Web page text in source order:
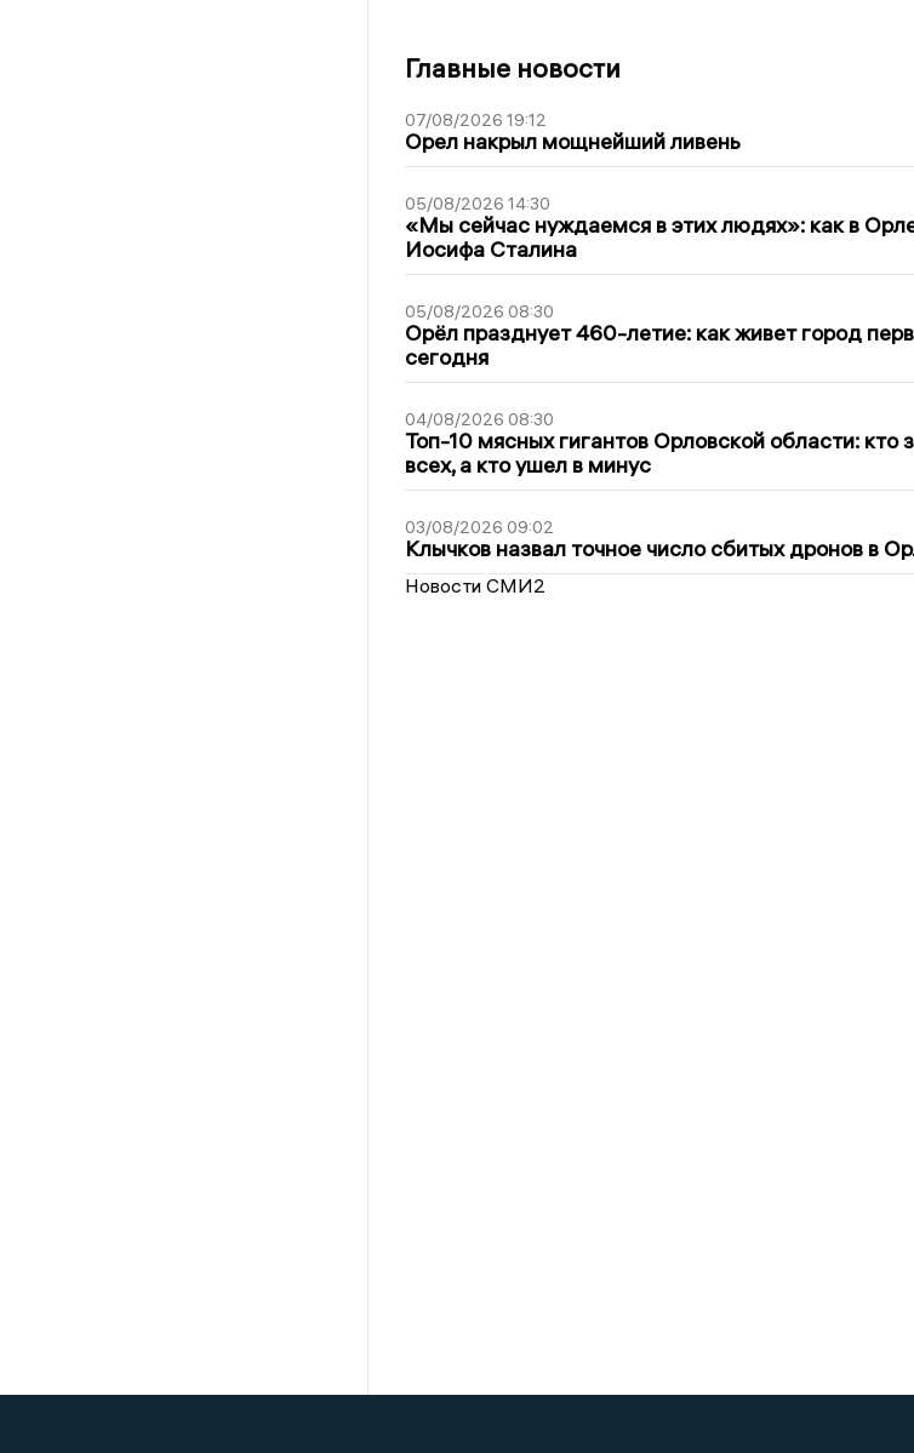
Главные новости
07/08/2026 19:12
Орел накрыл мощнейший ливень
05/08/2026 14:30
«Мы сейчас нуждаемся в этих людях»: как в
Иосифа Сталина
05/08/2026 08:30
Орёл празднует 460-летие: как живет город
сегодня
04/08/2026 08:30
Топ-10 мясных гигантов Орловской области: кто
всех, а кто ушел в минус
03/08/2026 09:02
Клычков назвал точное число сбитых дронов в
Новости СМИ2